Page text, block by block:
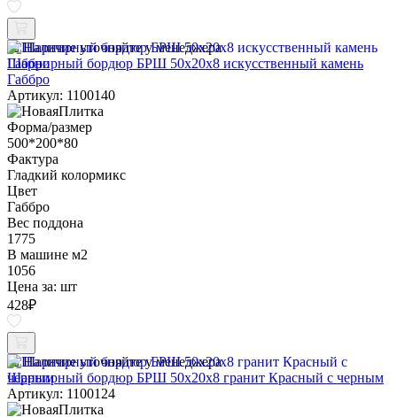
Наличие уточняйте у менеджера
Шарнирный бордюр БРШ 50х20х8 искусственный камень
Габбро
Артикул: 1100140
Форма/размер
500*200*80
Фактура
Гладкий колормикс
Цвет
Габбро
Вес поддона
1775
В машине м2
1056
Цена за: шт
428₽
Наличие уточняйте у менеджера
Шарнирный бордюр БРШ 50х20х8 гранит Красный с черным
Артикул: 1100124